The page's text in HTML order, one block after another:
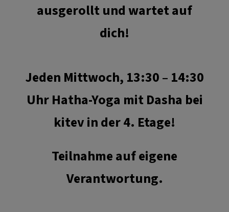
ausgerollt und wartet auf
dich!
Jeden Mittwoch, 13:30 – 14:30
Uhr Hatha-Yoga mit Dasha bei
kitev in der 4. Etage!
Teilnahme auf eigene
Verantwortung.